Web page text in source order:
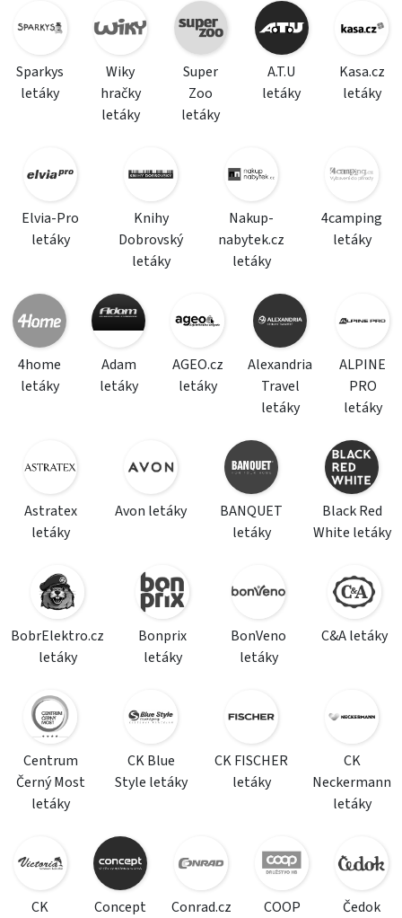
Sparkys
letáky
Wiky
hračky
letáky
Super
Zoo
letáky
A.T.U
letáky
Kasa.cz
letáky
Elvia-Pro
letáky
Knihy
Dobrovský
letáky
Nakup-
nabytek.cz
letáky
4camping
letáky
4home
letáky
Adam
letáky
AGEO.cz
letáky
Alexandria
Travel
letáky
ALPINE
PRO
letáky
Astratex
letáky
Avon letáky
BANQUET
letáky
Black Red
White letáky
BobrElektro.cz
letáky
Bonprix
letáky
BonVeno
letáky
C&A letáky
Centrum
Černý Most
letáky
CK Blue
Style letáky
CK FISCHER
letáky
CK
Neckermann
letáky
CK
Concept
Conrad.cz
COOP
Čedok